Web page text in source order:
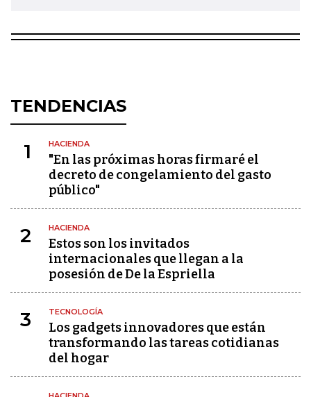
TENDENCIAS
1 HACIENDA
"En las próximas horas firmaré el
decreto de congelamiento del gasto
público"
2 HACIENDA
Estos son los invitados
internacionales que llegan a la
posesión de De la Espriella
3 TECNOLOGÍA
Los gadgets innovadores que están
transformando las tareas cotidianas
del hogar